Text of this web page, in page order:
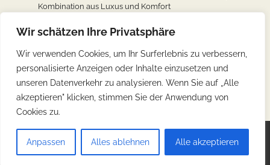
Wir schätzen Ihre Privatsphäre
Wir verwenden Cookies, um Ihr Surferlebnis zu verbessern,
personalisierte Anzeigen oder Inhalte einzusetzen und
unseren Datenverkehr zu analysieren. Wenn Sie auf „Alle
akzeptieren" klicken, stimmen Sie der Anwendung von
Cookies zu.
Anpassen Alles ablehnen Alle akzeptieren
Kombination aus Luxus und Komfort
Wie man von den wichtigsten Städten weltweit nach
Hannover fliegt: Ein Überblick über Flugverbindungen
Hannovers kulinarische Reise: Unverzichtbare traditionelle
deutsche Köstlichkeiten
Copyright © 2026 Günstig Reisen Impressum
|